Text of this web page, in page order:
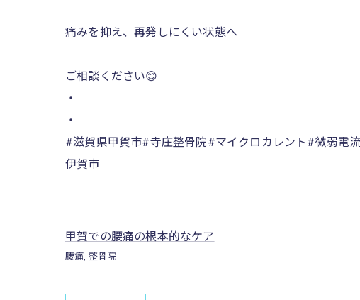
痛みを抑え、再発しにくい状態へ
ご相談ください😊
・
・
#滋賀県甲賀市#寺庄整骨院#マイクロカレント#微弱
伊賀市
甲賀での腰痛の根本的なケア
腰痛 整骨院